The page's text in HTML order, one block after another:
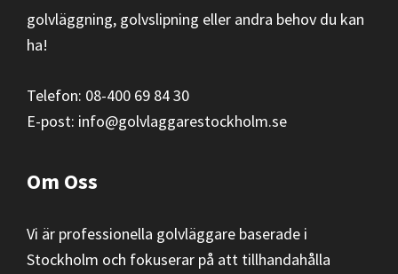
golvläggning, golvslipning eller andra behov du kan
ha!
Telefon: 08-400 69 84 30
E-post: info@golvlaggarestockholm.se
Om Oss
Vi är professionella golvläggare baserade i
Stockholm och fokuserar på att tillhandahålla